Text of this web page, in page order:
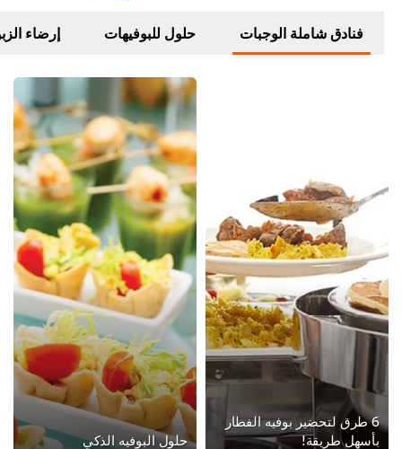
فنادق شاملة الوجبات حلول للبوفيهات إرضاء الزبون
6 طرق لتحضير بوفيه الفطار
طريقة!
حلول البوفيه الذكي